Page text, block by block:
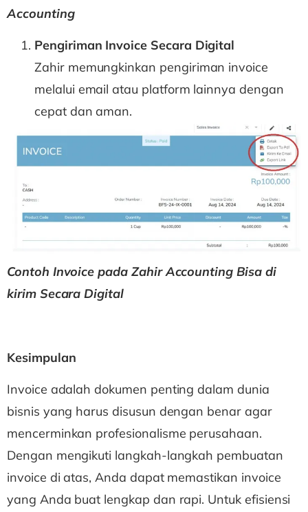
Accounting
Pengiriman Invoice Secara Digital
Zahir memungkinkan pengiriman invoice
melalui email atau platform lainnya dengan
cepat dan aman.
Contoh Invoice pada Zahir Accounting Bisa di
kirim Secara Digital
Kesimpulan
Invoice adalah dokumen penting dalam dunia
bisnis yang harus disusun dengan benar agar
mencerminkan profesionalisme perusahaan.
Dengan mengikuti langkah-langkah pembuatan
invoice di atas, Anda dapat memastikan invoice
yang Anda buat lengkap dan rapi. Untuk efisiensi